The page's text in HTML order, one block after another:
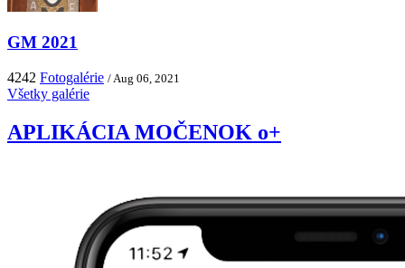
GM 2021
4242 Fotogalérie / Aug 06, 2021
Všetky galérie
APLIKÁCIA MOČENOK o+